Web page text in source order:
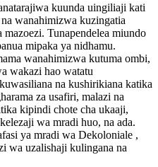
kuunda uingiliaji kati
wanahimizwa kuzingatia
Tunapendelea miundo
mipaka ya nidhamu.
wanahimizwa kutuma ombi,
wakazi hao watatu
na kushirikiana katika
za usafiri, malazi na
kipindi chote cha ukaaji,
wa mradi huo, na ada.
ya mradi wa Dekoloniale ,
wa uzalishaji kulingana na